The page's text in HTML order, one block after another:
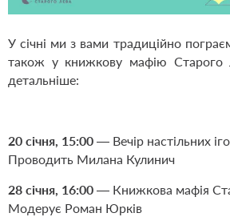
У січні ми з вами традиційно
також у книжкову мафію Старого
детальніше:
20 січня, 15:00 — Вечір настільних
Проводить Милана Кулинич
28 січня, 16:00 — Книжкова мафія
Модерує Роман Юрків